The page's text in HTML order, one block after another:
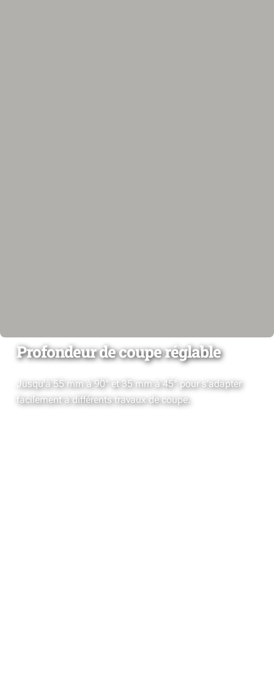
Profondeur de coupe réglable
Jusqu’à 55 mm à 90° et 35 mm à 45° pour s’adapter
facilement à différents travaux de coupe.